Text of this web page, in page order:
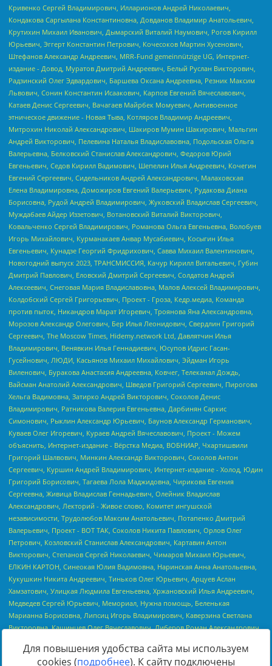
Для повышения удобства сайта мы используем
cookies (подробнее). К сайту подключены